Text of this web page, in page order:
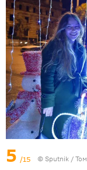
5 /15 © Sputnik /